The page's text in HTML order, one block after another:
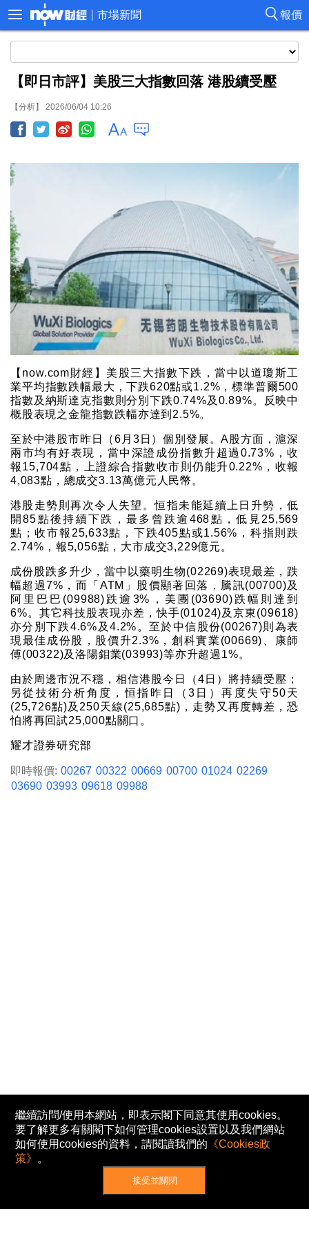
報價
市場新聞
【即日市評】美股三大指數回落 港股續受壓
【分析】 2026/06/04 10:26
【now.com財經】美股三大指數下跌，當中以道瓊斯工
業平均指數跌幅最大，下跌620點或1.2%，標準普爾500
指數及納斯達克指數則分別下跌0.74%及0.89%。反映中
概股表現之金龍指數跌幅亦達到2.5%。
至於中港股市昨日（6月3日）個別發展。A股方面，滬深
兩市均有好表現，當中深證成份指數升超過0.73%，收
報15,704點，上證綜合指數收市則仍能升0.22%，收報
4,083點，總成交3.13萬億元人民幣。
港股走勢則再次令人失望。恒指未能延續上日升勢，低
開85點後持續下跌，最多曾跌逾468點，低見25,569
點；收市報25,633點，下跌405點或1.56%，科指則跌
2.74%，報5,056點，大市成交3,229億元。
成份股跌多升少，當中以藥明生物(02269)表現最差，跌
幅超過7%，而「ATM」股價顯著回落，騰訊(00700)及
阿里巴巴(09988)跌逾3%，美團(03690)跌幅則達到
6%。其它科技股表現亦差，快手(01024)及京東(09618)
亦分別下跌4.6%及4.2%。至於中信股份(00267)則為表
現最佳成份股，股價升2.3%，創科實業(00669)、康師
傅(00322)及洛陽鉬業(03993)等亦升超過1%。
由於周邊市況不穩，相信港股今日（4日）將持續受壓；
另從技術分析角度，恒指昨日（3日）再度失守50天
(25,726點)及250天線(25,685點)，走勢又再度轉差，恐
怕將再回試25,000點關口。
耀才證券研究部
即時報價: 00267 00322 00669 00700 01024 02269
03690 03993 09618 09988
繼續訪問/使用本網站，即表示閣下同意其使用cookies。
要了解更多有關閣下如何管理cookies設置以及我們網站
如何使用cookies的資料，請閱讀我們的 《Cookies政
策》 。
接受並關閉